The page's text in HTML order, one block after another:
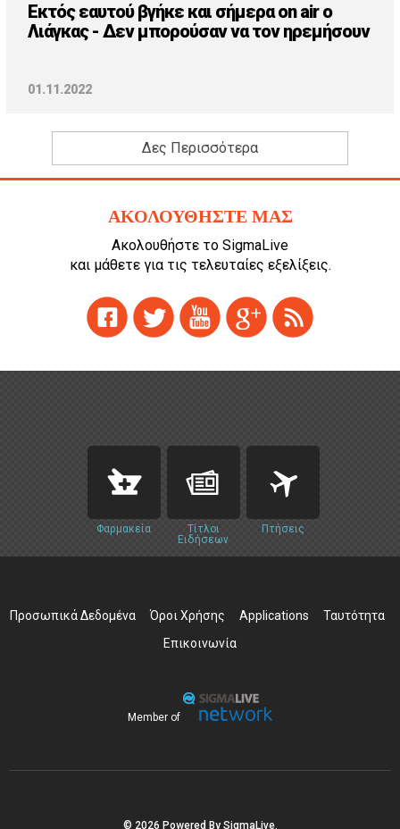
Εκτός εαυτού βγήκε και σήμερα on air o
Λιάγκας - Δεν μπορούσαν να τον ηρεμήσουν
01.11.2022
Δες Περισσότερα
ΑΚΟΛΟΥΘΗΣΤΕ ΜΑΣ
Ακολουθήστε το SigmaLive
και μάθετε για τις τελευταίες εξελίξεις.
Φαρμακεία
Τίτλοι
Ειδήσεων
Πτήσεις
Προσωπικά Δεδομένα Όροι Χρήσης Applications
Ταυτότητα
Επικοινωνία
Member of
© 2026 Powered By SigmaLive.